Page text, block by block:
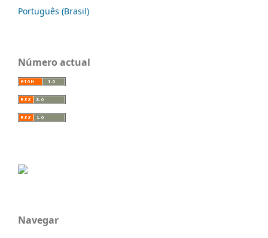
Português (Brasil)
Número actual
Navegar